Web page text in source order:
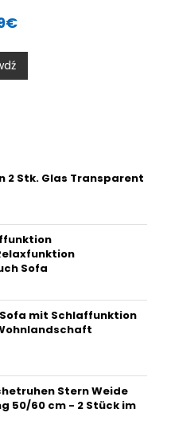
€
2 Stk. Glas Transparent
Sofa
mit Schlaffunktion
Stern Weide
50/60 cm - 2 Stück im